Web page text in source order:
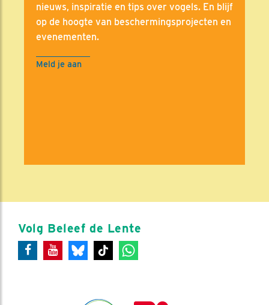
nieuws, inspiratie en tips over vogels. En blijf
op de hoogte van beschermingsprojecten en
evenementen.
Meld je aan
Volg Beleef de Lente